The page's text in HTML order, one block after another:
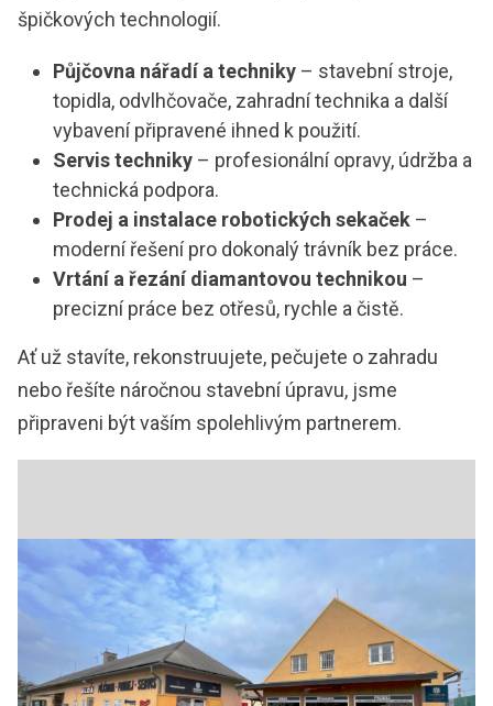
špičkových technologií.
Půjčovna nářadí a techniky – stavební stroje,
topidla, odvlhčovače, zahradní technika a další
vybavení připravené ihned k použití.
Servis techniky – profesionální opravy, údržba a
technická podpora.
Prodej a instalace robotických sekaček –
moderní řešení pro dokonalý trávník bez práce.
Vrtání a řezání diamantovou technikou –
precizní práce bez otřesů, rychle a čistě.
Ať už stavíte, rekonstruujete, pečujete o zahradu
nebo řešíte náročnou stavební úpravu, jsme
připraveni být vaším spolehlivým partnerem.